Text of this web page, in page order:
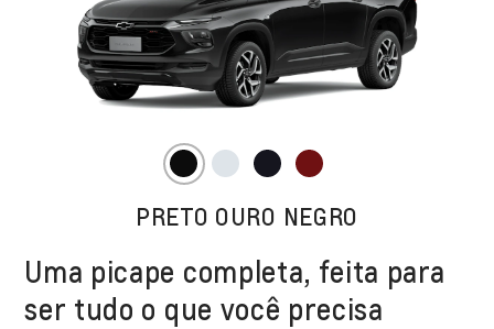
PRETO OURO NEGRO
Uma picape completa, feita para
ser tudo o que você precisa